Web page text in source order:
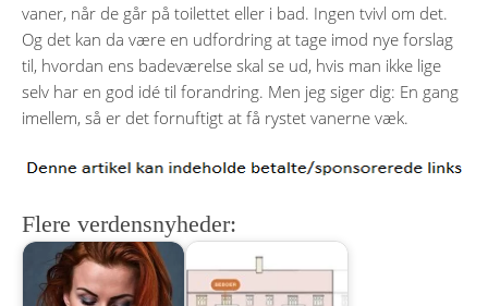
vaner, når de går på toilettet eller i bad. Ingen tvivl om det.
Og det kan da være en udfordring at tage imod nye forslag
til, hvordan ens badeværelse skal se ud, hvis man ikke lige
selv har en god idé til forandring. Men jeg siger dig: En gang
imellem, så er det fornuftigt at få rystet vanerne væk.
Flere verdensnyheder: